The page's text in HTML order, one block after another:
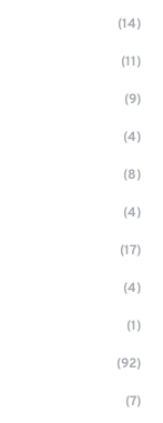
(14)
(11)
(9)
(4)
(8)
(4)
(17)
(4)
(1)
(92)
(7)